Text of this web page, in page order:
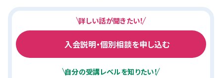
詳しい話が聞きたい！
入会説明・個別相談を申し込む
自分の受講レベルを知りたい！